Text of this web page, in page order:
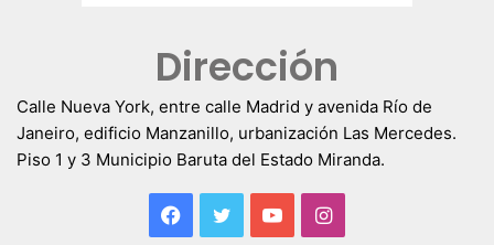
Dirección
Calle Nueva York, entre calle Madrid y avenida Río de
Janeiro, edificio Manzanillo, urbanización Las Mercedes.
Piso 1 y 3 Municipio Baruta del Estado Miranda.
Facebook
TwitterYouTubeInstagram